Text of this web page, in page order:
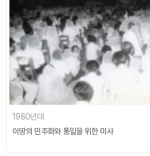
1980년대
이땅의 민주화와 통일을 위한 미사